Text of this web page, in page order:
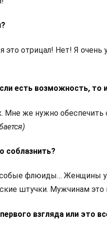
это отрицал! Нет! Я очень
есть возможность, то
Мне же нужно
соблазнить?
флюиды… Женщины
штучки. Мужчинам это
взгляда или это